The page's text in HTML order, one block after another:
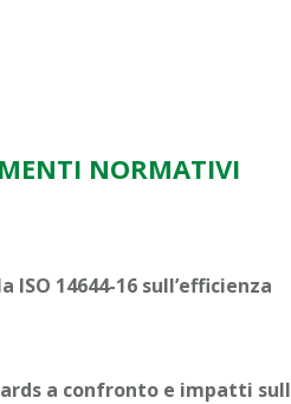
NORMATIVI
14644-16 sull’efficienza
a confronto e impatti